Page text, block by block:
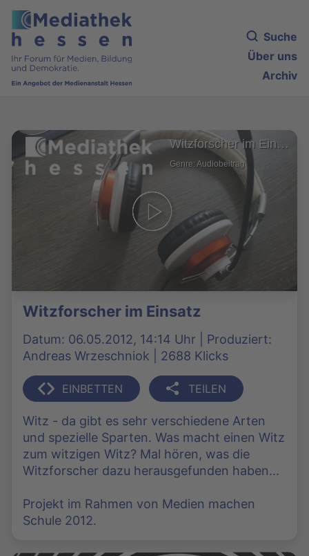
Suche
Über uns
Archiv
Witzforscher im Einsatz
Genre: Audiobeitrag
Witzforscher im Einsatz
Datum: 06.05.2012, 14:14 Uhr | Produziert:
Andreas Wrzeschniok | 2688 Klicks
EINBETTEN TEILEN
Witz - da gibt es sehr verschiedene Arten
und spezielle Sparten. Was macht einen Witz
zum witzigen Witz? Mal hören, was die
Witzforscher dazu herausgefunden haben...
Projekt im Rahmen von Medien machen
Schule 2012.